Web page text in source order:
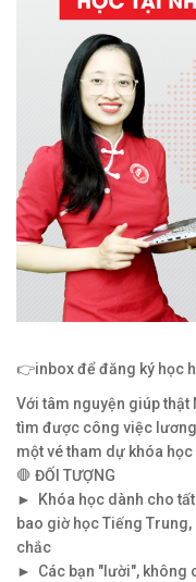
👉inbox để đăng ký học
Với tâm nguyện giúp
tìm được công việc
một vé tham dự khóa
🛑 ĐỐI TƯỢNG
► Khóa học dành cho
bao giờ học Tiếng
chắc
► Các bạn "lười", không